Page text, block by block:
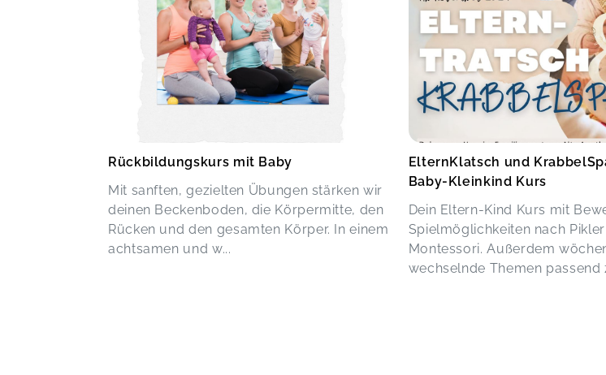
Rückbildungskurs mit Baby
Mit sanften, gezielten Übungen stärken wir
deinen Beckenboden, die Körpermitte, den
Rücken und den gesamten Körper. In einem
achtsamen und w...
ElternKlatsch und
Baby-Kleinkind Kurs
Dein Eltern-Kind Kurs mit
Spielmöglichkeiten nach
Montessori. Außerdem
wechselnde Themen passend